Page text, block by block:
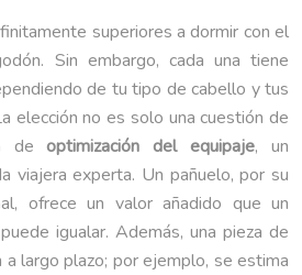
superiores a dormir con el
Sin embargo, cada una tiene
de tu tipo de cabello y tus
elección no es solo una cuestión de
deoptimización del equipaje, un
viajera experta. Un pañuelo, por su
ofrece un valor añadido que un
igualar. Además, una pieza de
a largo plazo; por ejemplo, se estima